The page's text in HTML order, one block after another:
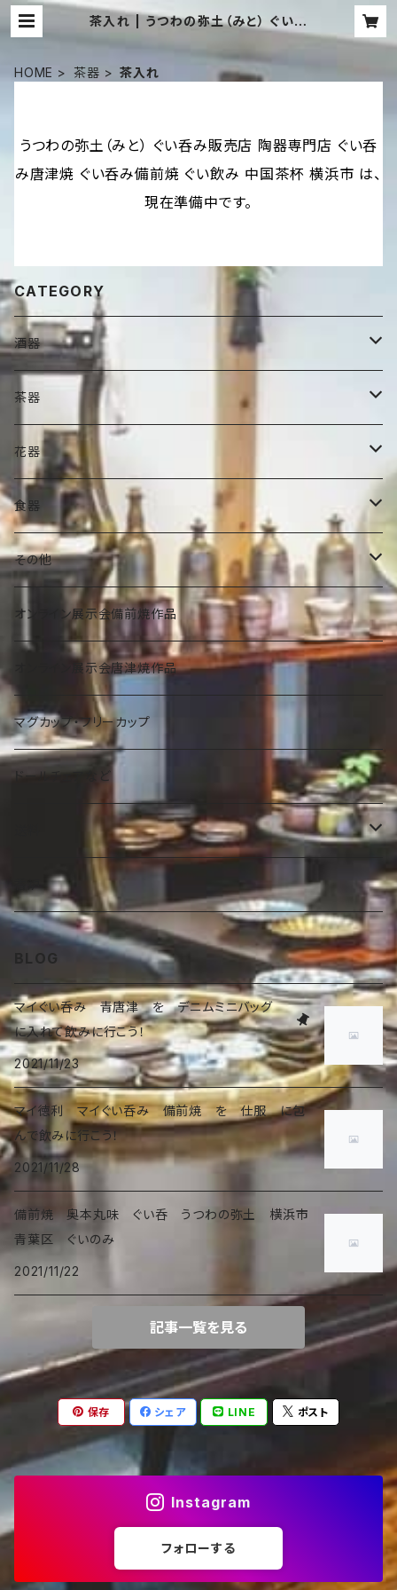
茶入れ | うつわの弥土（みと） ぐい呑
み販売店 陶器専門店 ぐい呑み唐津焼
HOME 茶器 茶入れ
うつわの弥土（みと） ぐい呑み販売店 陶器専門店 ぐい呑
み唐津焼 ぐい呑み備前焼 ぐい飲み 中国茶杯 横浜市 は、
現在準備中です。
CATEGORY
酒器
徳利・酒注
ぐい吞
ビアマグ
焼酎杯
その他
茶器
抹茶碗
小服茶碗
水差
茶入れ
宝瓶
急須
花器
ミニ花器
一輪挿し
水盤
その他
食器
豆皿・豆鉢
小皿・小鉢
大皿・大鉢
陶板・秋刀魚皿・その他
その他
壺
細工物
アクセサリー
オブジェ
オンライン展示会備前焼作品
オンライン展示会唐津焼作品
マグカップ・フリーカップ
ドールチェアなど
Australia 60size
BLOG
マイぐい呑み 青唐津 を デニムミニバッグ
に入れて飲みに行こう！
2021/11/23
マイ徳利 マイぐい呑み 備前焼 を 仕服 に包
んで飲みに行こう！
2021/11/28
備前焼 奥本丸味 ぐい呑 うつわの弥土 横浜市
青葉区 ぐいのみ
2021/11/22
記事一覧を見る
保存 シェア LINE ポスト
Instagram
フォローする